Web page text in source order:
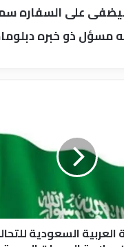
على السفاره
مسؤل ذو خبره
السعودية